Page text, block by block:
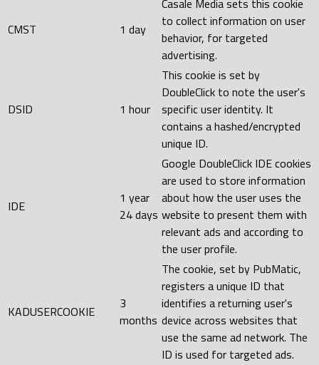
CMST 1 day
Casale Media sets this cookie
to collect information on user
behavior, for targeted
advertising.
DSID 1 hour
This cookie is set by
DoubleClick to note the user's
specific user identity. It
contains a hashed/encrypted
unique ID.
IDE
1 year
24 days
Google DoubleClick IDE cookies
are used to store information
about how the user uses the
website to present them with
relevant ads and according to
the user profile.
KADUSERCOOKIE
3
months
The cookie, set by PubMatic,
registers a unique ID that
identifies a returning user's
device across websites that
use the same ad network. The
ID is used for targeted ads.